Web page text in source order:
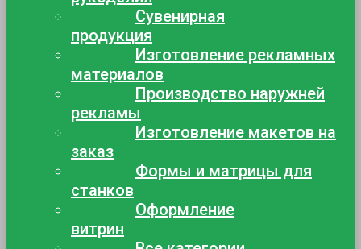
Сувенирная
продукция
Изготовление рекламных
материалов
Производство наружней
рекламы
Изготовление макетов на
заказ
Формы и матрицы для
станков
Оформление
витрин